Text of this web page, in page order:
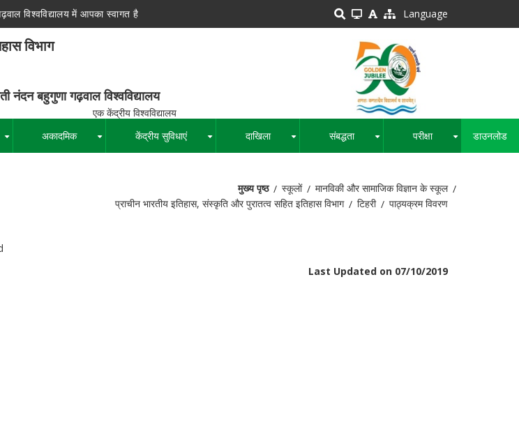
विश्वविद्यालय में आपका स्वागत है Language
विभाग
विश्वविद्यालय
अकादमिक केंद्रीय सुविधाएं दाखिला संबद्धता परीक्षा डाउनलोड
मुख्य पृष्ठ स्कूलों
मानविकी और सामाजिक विज्ञान के स्कूल
प्राचीन भारतीय इतिहास, संस्कृति और पुरातत्व सहित इतिहास विभाग
टिहरी पाठ्यक्रम विवरण
Last Updated on 07/10/2019